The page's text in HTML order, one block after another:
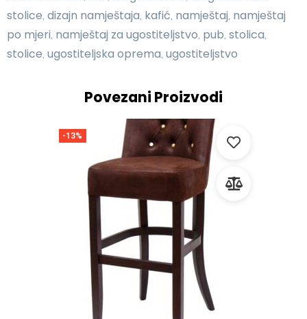
stolice, dizajn namještaja, kafić, namještaj, namještaj
po mjeri, namještaj za ugostiteljstvo, pub, stolica,
stolice, ugostiteljska oprema, ugostiteljstvo
Povezani Proizvodi
-13%